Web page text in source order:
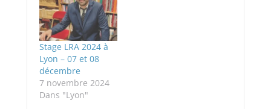
Stage LRA 2024 à
Lyon – 07 et 08
décembre
7 novembre 2024
Dans "Lyon"